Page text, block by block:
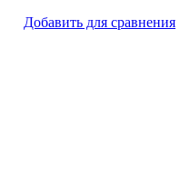
Добавить для сравнения